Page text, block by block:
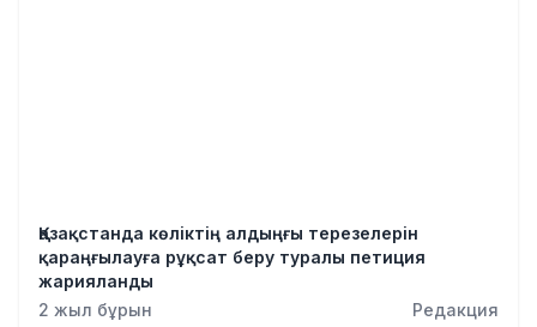
Қазақстанда көліктің алдыңғы терезелерін
қараңғылауға рұқсат беру туралы петиция
жарияланды
2 жыл бұрын
Редакция